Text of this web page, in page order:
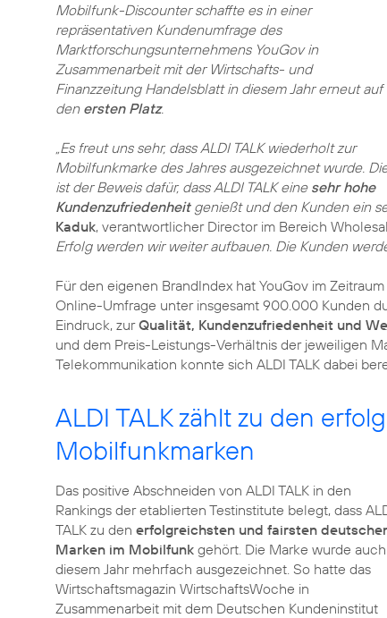
Mobilfunk-Discounter schaffte es in einer
repräsentativen Kundenumfrage des
Marktforschungsunternehmens YouGov in
Zusammenarbeit mit der Wirtschafts- und
Finanzzeitung Handelsblatt in diesem Jahr erneut auf
den ersten Platz.
„Es freut uns sehr, dass ALDI TALK wiederholt zur
Mobilfunkmarke des Jahres ausgezeichnet wurde.
ist der Beweis dafür, dass ALDI TALK eine sehr hohe
Kundenzufriedenheitgenießt und den Kunden ein
Kaduk, verantwortlicher Director im Bereich
Erfolg werden wir weiter aufbauen. Die Kunden
Für den eigenen BrandIndex hat YouGov im
Online-Umfrage unter insgesamt 900.000 Kunden
Eindruck, zurQualität, Kundenzufriedenheit und
und dem Preis-Leistungs-Verhältnis der jeweiligen
Telekommunikation konnte sich ALDI TALK dabei
ALDI TALK zählt zu den
Mobilfunkmarken
Das positive Abschneiden von ALDI TALK in den
Rankings der etablierten Testinstitute belegt, dass
TALK zu den erfolgreichsten und fairsten
Marken im Mobilfunk gehört. Die Marke wurde
diesem Jahr mehrfach ausgezeichnet. So hatte das
Wirtschaftsmagazin WirtschaftsWoche in
Zusammenarbeit mit dem Deutschen Kundeninstitut